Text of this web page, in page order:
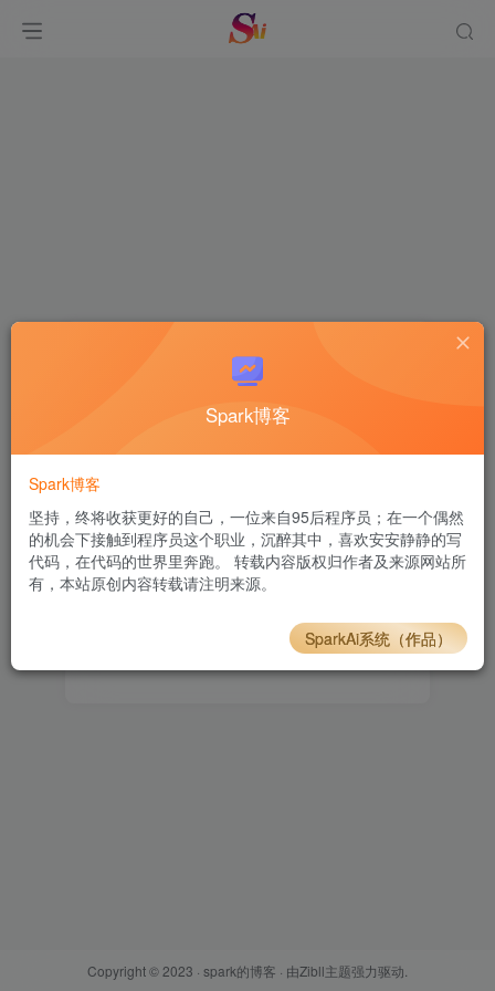
邮箱
设置新密码
重复密码
Copyright © 2023 · spark的博客 · 由Zibll主题强力驱动.
Spark博客
Spark博客
坚持，终将收获更好的自己，一位来自95后程序员；在一个偶然
的机会下接触到程序员这个职业，沉醉其中，喜欢安安静静的写
代码，在代码的世界里奔跑。 转载内容版权归作者及来源网站所
有，本站原创内容转载请注明来源。
SparkAi系统（作品）